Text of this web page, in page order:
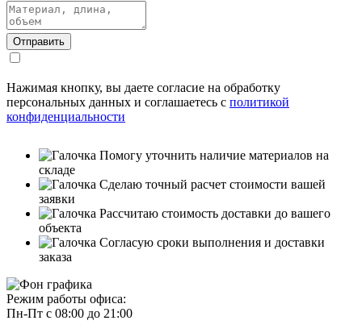
Нажимая кнопку, вы даете согласие на обработку
персональных данных и соглашаетесь с политикой
конфиденциальности
Помогу уточнить наличие материалов на
складе
Сделаю точный расчет стоимости вашей
заявки
Рассчитаю стоимость доставки до вашего
объекта
Согласую сроки выполнения и доставки
заказа
Режим работы офиса:
Пн-Пт с 08:00 до 21:00